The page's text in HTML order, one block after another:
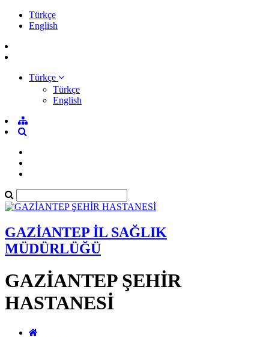
Türkçe
English
Türkçe
Türkçe
English
GAZİANTEP İL SAĞLIK
MÜDÜRLÜĞÜ
GAZİANTEP ŞEHİR
HASTANESİ